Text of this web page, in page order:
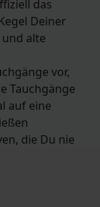
das
Deiner
alte
vor,
Tauchgänge
auf eine
die Du nie